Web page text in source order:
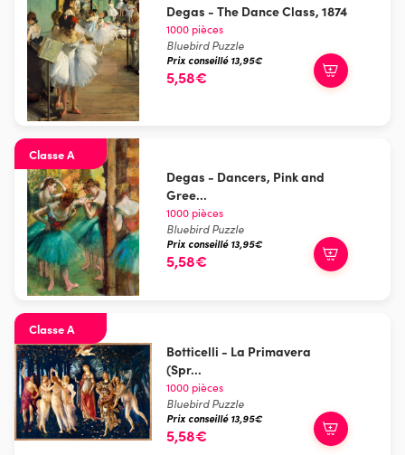
Degas - The Dance Class, 1874
1000 pièces
Bluebird Puzzle
Prix conseillé 13,95€
5,58€
Classe A
Degas - Dancers, Pink and
Gree...
1000 pièces
Bluebird Puzzle
Prix conseillé 13,95€
5,58€
Classe A
Botticelli - La Primavera
(Spr...
1000 pièces
Bluebird Puzzle
Prix conseillé 13,95€
5,58€